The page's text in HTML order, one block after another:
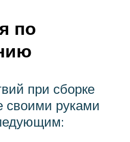
по
при сборке
своими руками